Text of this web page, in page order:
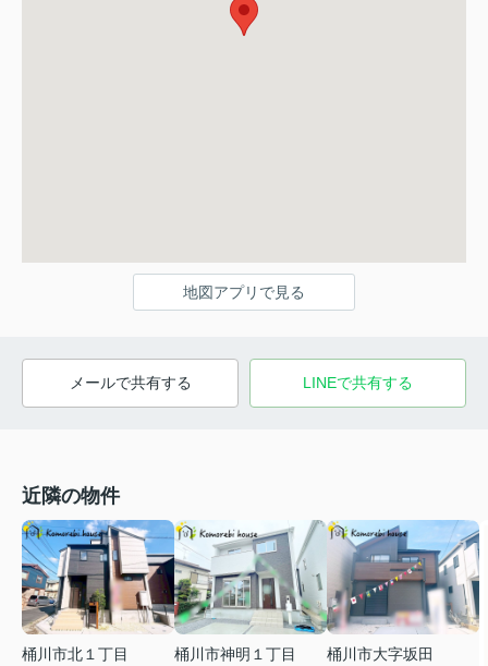
地図アプリで見る
メールで共有する LINEで共有する
近隣の物件
桶川市北１丁目
桶川市神明１丁目
桶川市大字坂田